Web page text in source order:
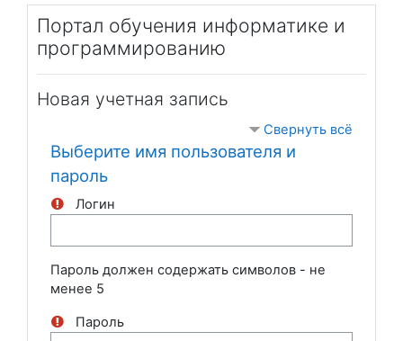
Перейти к основному содержанию
Портал обучения информатике и
программированию
Новая учетная запись
Свернуть всё
Выберите имя пользователя и
пароль
Логин
Пароль должен содержать символов - не
менее 5
Пароль